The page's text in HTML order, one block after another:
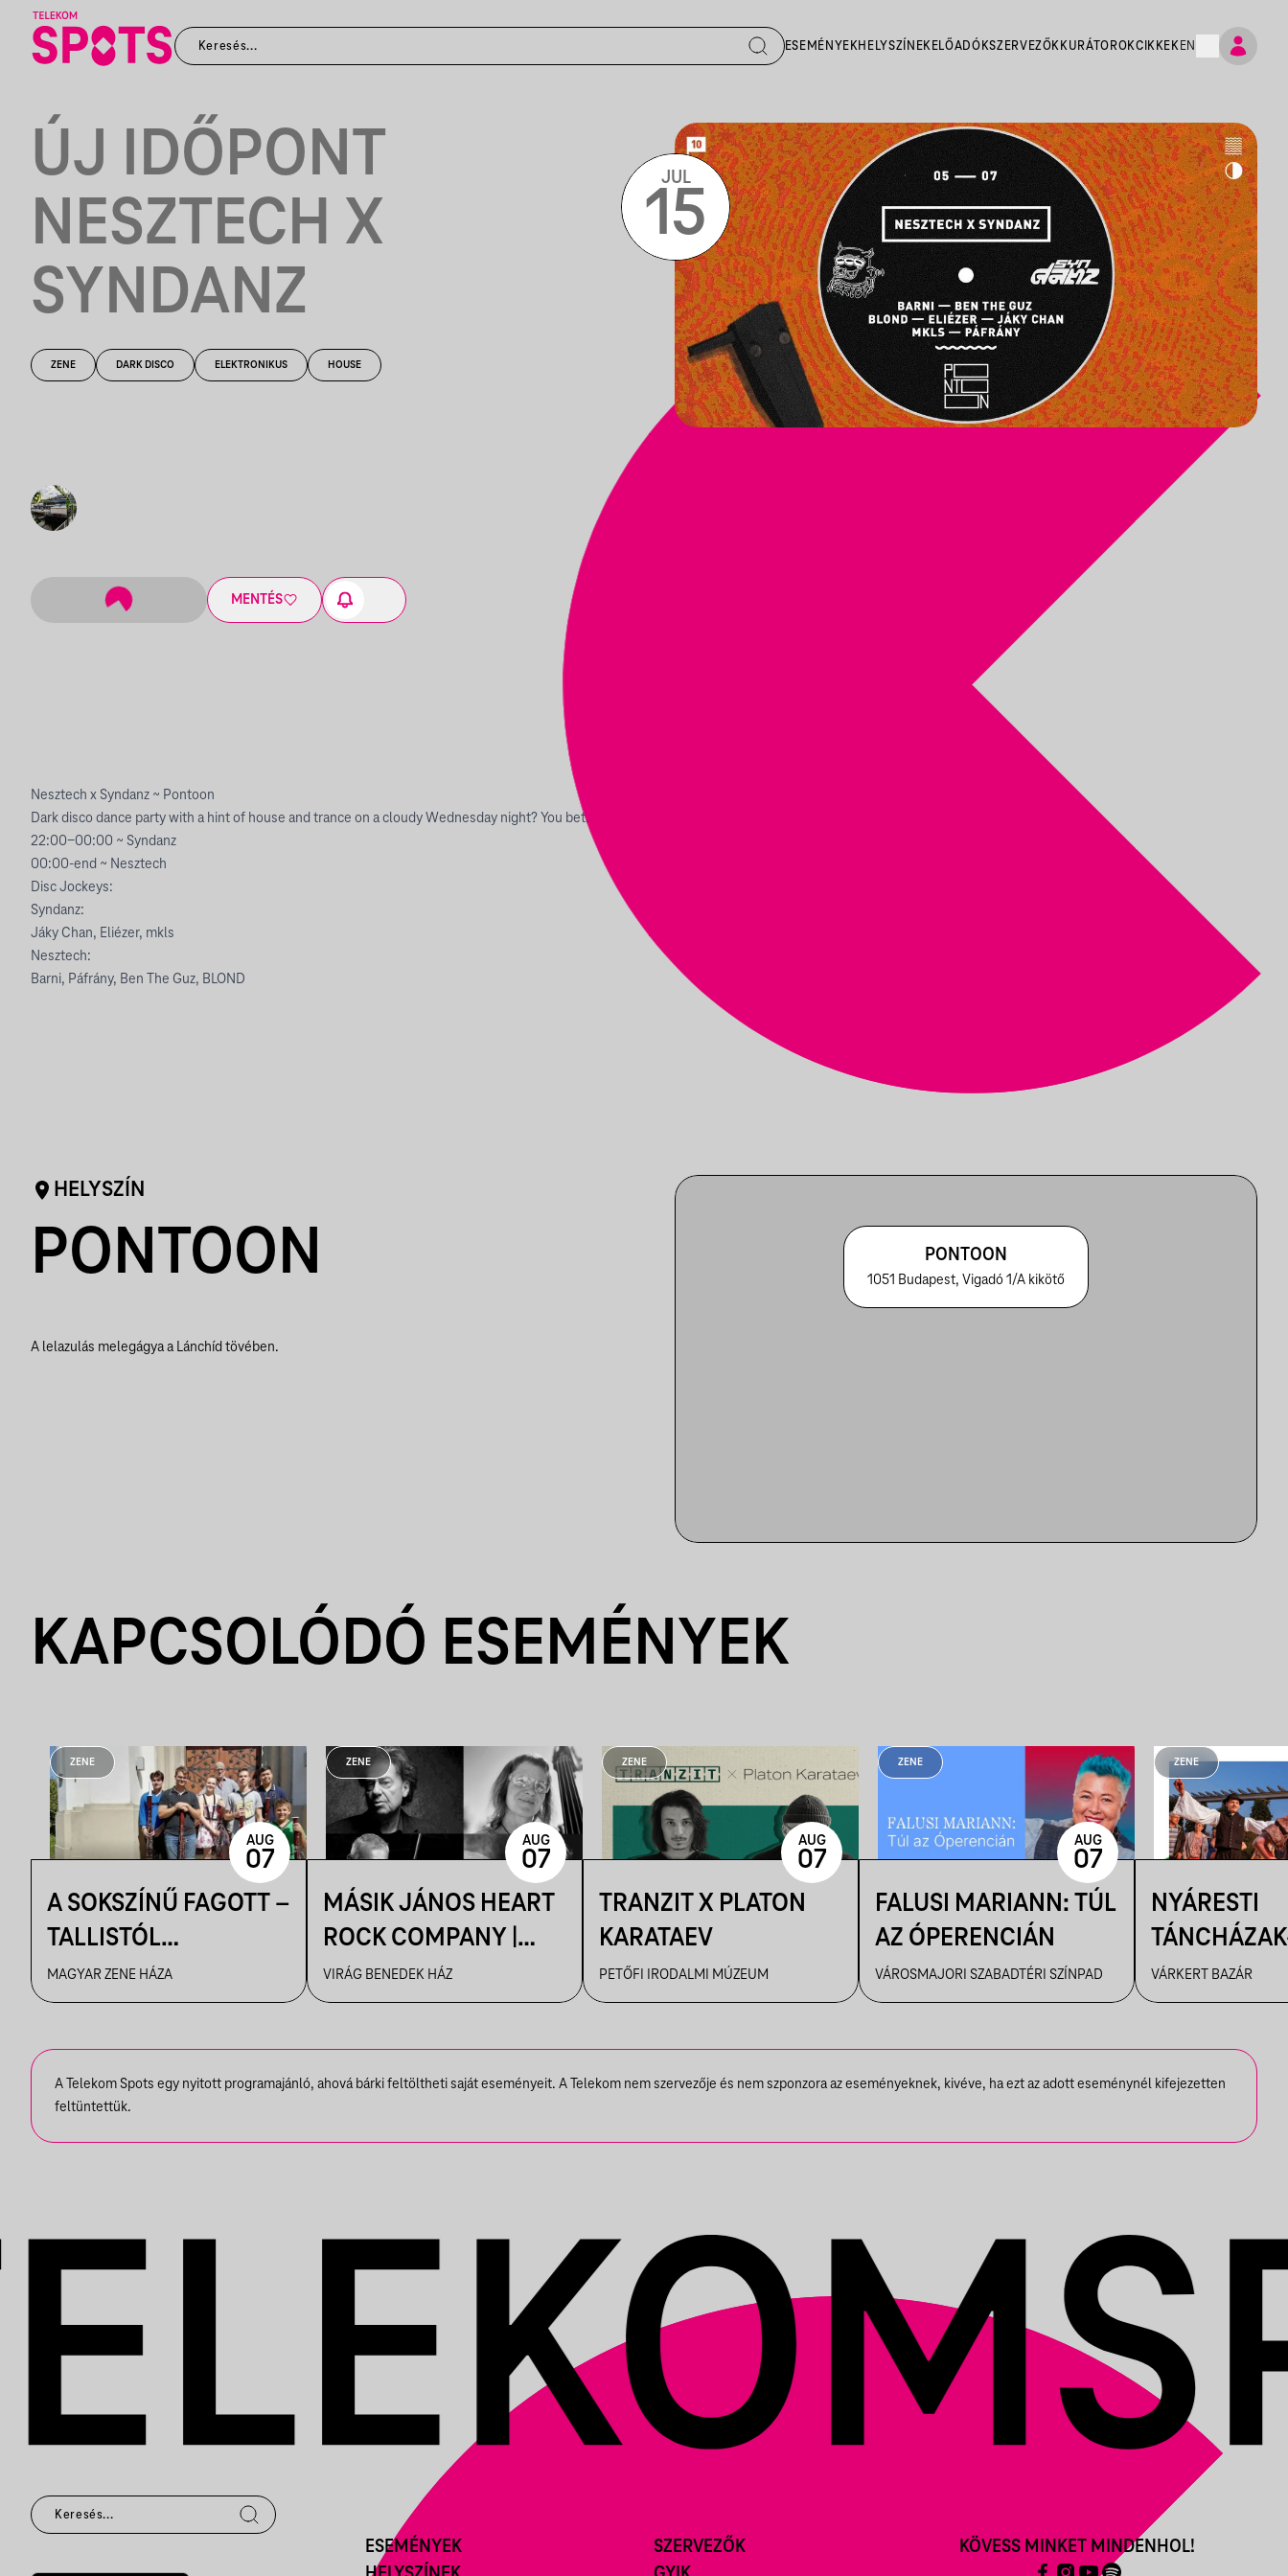
ESEMÉNYEKHELYSZÍNEK ELŐADÓKSZERVEZŐK KURÁTOROKCIKKEK EN
ÚJ IDŐPONT
NESZTECH X
SYNDANZ
ZENE DARK DISCO ELEKTRONIKUS HOUSE
MENTÉS
JUL
15
Nesztech x Syndanz ~ Pontoon
Dark disco dance party with a hint of house and trance on a cloudy Wednesday night? You bet.
22:00-00:00 ~ Syndanz
00:00-end ~ Nesztech
Disc Jockeys:
Syndanz:
Jáky Chan, Eliézer, mkls
Nesztech:
Barni, Páfrány, Ben The Guz, BLOND
HELYSZÍN
PONTOON
A lelazulás melegágya a Lánchíd tövében.
PONTOON
1051 Budapest, Vigadó 1/A kikötő
KAPCSOLÓDÓ ESEMÉNYEK
ZENE
A SOKSZÍNŰ FAGOTT –
TALLISTÓL
PIAZZOLLÁIG
MAGYAR ZENE HÁZA
AUG
07
ZENE
MÁSIK JÁNOS HEART
ROCK COMPANY |
VBH NYÁR
VIRÁG BENEDEK HÁZ
AUG
07
ZENE
TRANZIT X PLATON
KARATAEV
PETŐFI IRODALMI MÚZEUM
AUG
07
ZENE
FALUSI MARIANN: TÚL
AZ ÓPERENCIÁN
VÁROSMAJORI SZABADTÉRI SZÍNPAD
AUG
07
ZENE
NYÁRESTI
FANFARA
VÁRKERT BAZÁR
A Telekom Spots egy nyitott programajánló, ahová bárki feltöltheti saját eseményeit. A Telekom nem szervezője és nem szponzora az eseményeknek, kivéve, ha ezt az adott eseménynél kifejezetten
feltüntettük.
ESEMÉNYEK
SZERVEZŐK
KÖVESS MINKET MINDENHOL!